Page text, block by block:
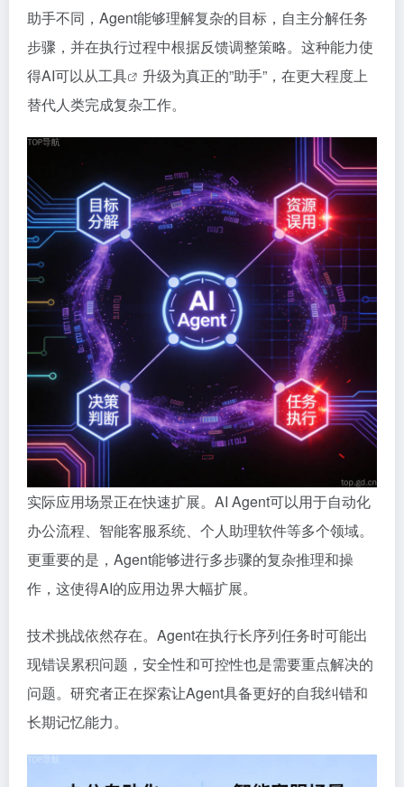
助手不同，Agent能够理解复杂的目标，自主分解任务
步骤，并在执行过程中根据反馈调整策略。这种能力使
得AI可以从工具
升级为真正的”助手”，在更大程度上
替代人类完成复杂工作。
实际应用场景正在快速扩展。AI Agent可以用于自动化
办公流程、智能客服系统、个人助理软件等多个领域。
更重要的是，Agent能够进行多步骤的复杂推理和操
作，这使得AI的应用边界大幅扩展。
技术挑战依然存在。Agent在执行长序列任务时可能出
现错误累积问题，安全性和可控性也是需要重点解决的
问题。研究者正在探索让Agent具备更好的自我纠错和
长期记忆能力。